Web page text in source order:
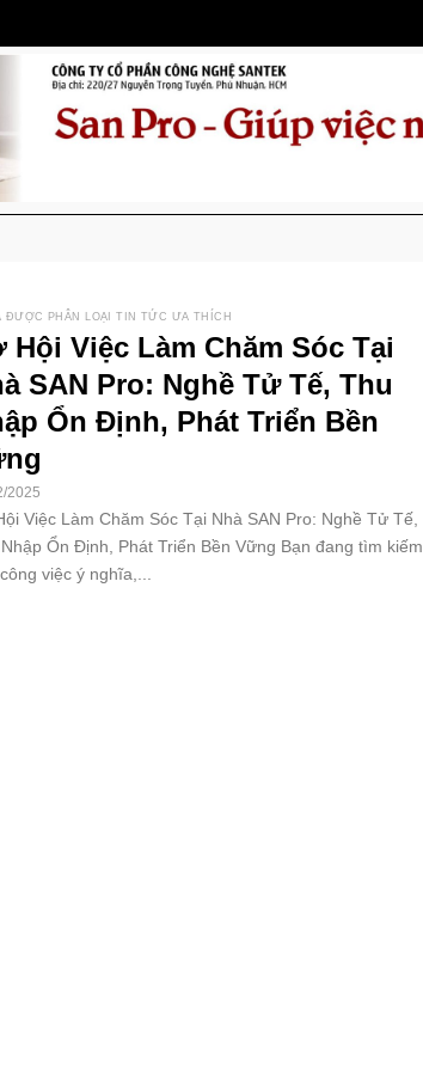
ĐƯỢC PHÂN LOẠI TIN TỨC ƯA THÍCH
Hội Việc Làm Chăm Sóc Tại
SAN Pro: Nghề Tử Tế, Thu
Ổn Định, Phát Triển Bền
2025
Việc Làm Chăm Sóc Tại Nhà SAN Pro: Nghề Tử Tế,
Ổn Định, Phát Triển Bền Vững Bạn đang tìm kiếm
việc ý nghĩa,...